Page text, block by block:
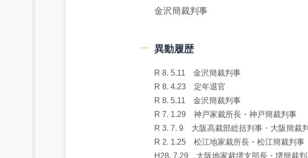
金沢簡裁判事
異動履歴
R 8. 5.11 金沢簡裁判事
R 8. 4.23 定年退官
R 8. 5.11 金沢簡裁判事
R 7. 1.29 神戸家裁所長・神戸簡裁判事
R 3. 7. 9 大阪高裁部総括判事・大阪簡裁
R 2. 1.25 松江地家裁所長・松江簡裁判事
H28. 7.29 大阪地家裁堺支部長・堺簡裁